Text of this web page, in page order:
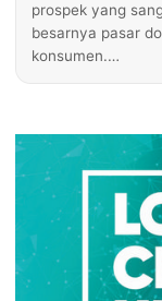
prospek yang
besarnya pasar
konsumen.…